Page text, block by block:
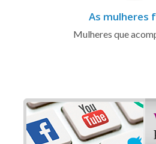
As mulheres
Mulheres que